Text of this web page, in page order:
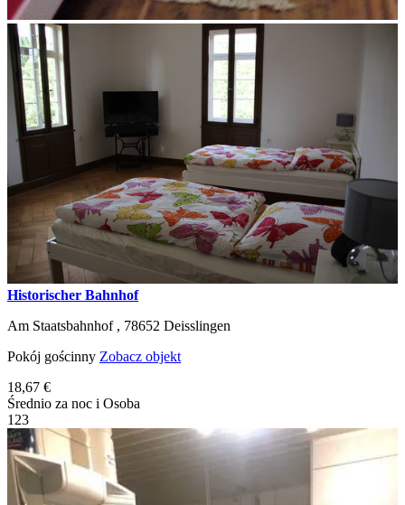
Historischer Bahnhof
Am Staatsbahnhof , 78652 Deisslingen
Pokój gościnny Zobacz objekt
18,67 €
Średnio za noc i Osoba
1 23